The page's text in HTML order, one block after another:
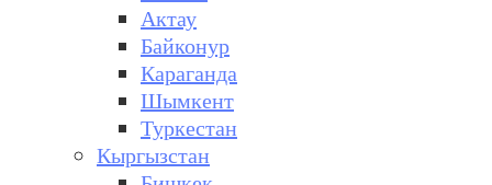
Актау
Байконур
Караганда
Шымкент
Туркестан
Кыргызстан